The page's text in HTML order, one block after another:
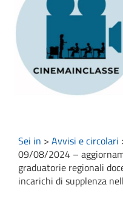
Sei in > Avvisi e circolari
09/08/2024 –
graduatorie regionali
incarichi di supplenza